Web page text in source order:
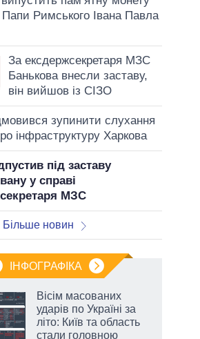
Папи Римського Івана Павла
За ексдержсекретаря МЗС
Банькова внесли заставу,
він вийшов із СІЗО
зупинити слухання
інфраструктуру Харкова
під заставу
у справі
МЗС
Більше новин
ІНФОГРАФІКА
Вісім масованих
ударів по Україні за
літо: Київ та область
стали головною